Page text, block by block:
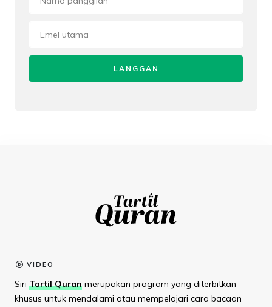
LANGGAN
VIDEO
Siri Tartil Quran merupakan program yang diterbitkan
khusus untuk mendalami atau mempelajari cara bacaan